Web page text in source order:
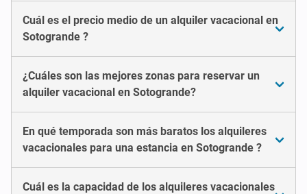
Cuál es el precio medio de un alquiler vacacional en
Sotogrande ?
¿Cuáles son las mejores zonas para reservar un
alquiler vacacional en Sotogrande?
En qué temporada son más baratos los alquileres
vacacionales para una estancia en Sotogrande ?
Cuál es la capacidad de los alquileres vacacionales